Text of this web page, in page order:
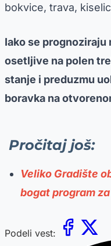
bokvice, trava,
Iako se
osetljive na polen
stanje i preduzmu
boravka na
Pročitaj još:
Veliko Gradište
bogat program
Podeli vest: